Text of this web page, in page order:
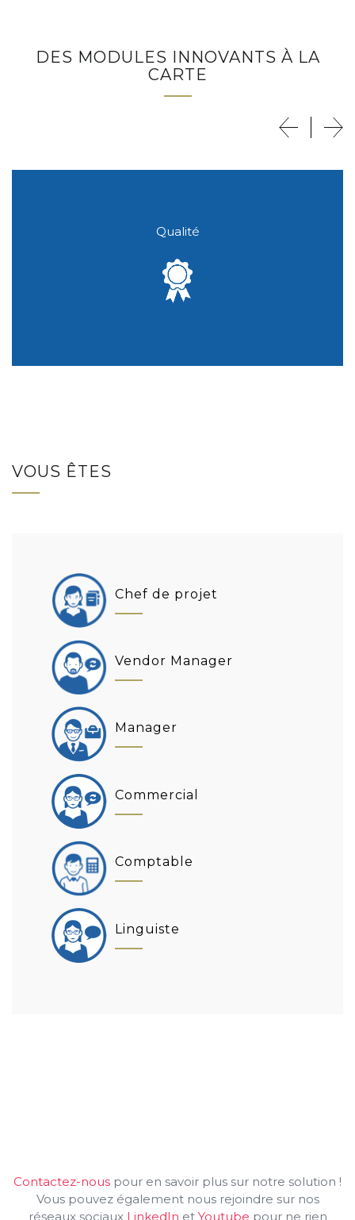
DES MODULES INNOVANTS À LA
CARTE
Qualité
VOUS ÊTES
Chef de projet
Vendor Manager
Manager
Commercial
Comptable
Linguiste
Contactez-nous pour en savoir plus sur notre solution !
Vous pouvez également nous rejoindre sur nos
réseaux sociaux LinkedIn et Youtube pour ne rien